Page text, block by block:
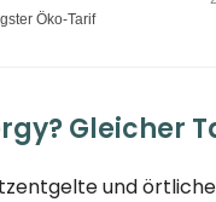
Gleicher
und